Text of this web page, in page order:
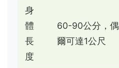
身
體
長
度
60-90公分，偶
爾可達1公尺